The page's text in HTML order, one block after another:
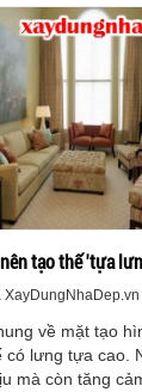
tạo thế 'tựa
XayDungNhaDep.vn
về mặt tạo
có lưng tựa cao.
mà còn tăng